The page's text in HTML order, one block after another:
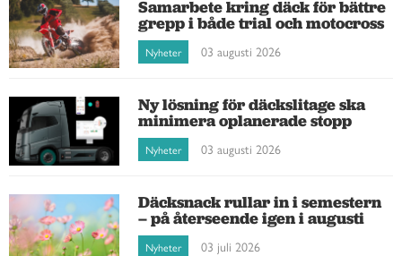
Samarbete kring däck för bättre
grepp i både trial och motocross
Nyheter 03 augusti 2026
Ny lösning för däckslitage ska
minimera oplanerade stopp
Nyheter 03 augusti 2026
Däcksnack rullar in i semestern
– på återseende igen i augusti
Nyheter 03 juli 2026